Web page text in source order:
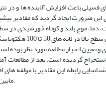
باعث افزایش آلاینده ها و
ضرورت ایجاد گردید که مقادیر
گردیده است. بعد از مطالعات
رابطه این مقادیر با مولفه
مابین مقادیر بیشینه(کمینه) ازن با رطوبت، دما و امواج بلند و کوتاه... رابطه معناداری وجود دارد.